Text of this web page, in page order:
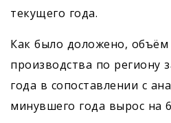
текущего года.
Как было доложено,
производства по региону
года в сопоставлении с
минувшего года вырос на